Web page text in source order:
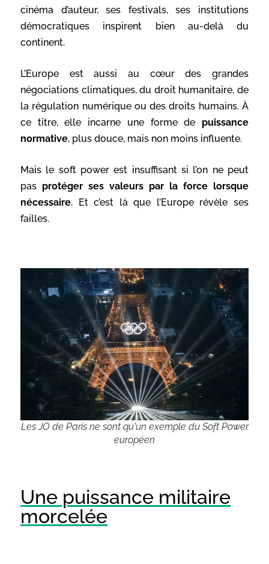
cinéma d’auteur, ses festivals, ses institutions
démocratiques inspirent bien au-delà du
continent.
L’Europe est aussi au cœur des grandes
négociations climatiques, du droit humanitaire, de
la régulation numérique ou des droits humains. À
ce titre, elle incarne une forme de puissance
normative, plus douce, mais non moins influente.
Mais le soft power est insuffisant si l’on ne peut
pas protéger ses valeurs par la force lorsque
nécessaire. Et c’est là que l’Europe révèle ses
failles.
Les JO de Paris ne sont qu'un exemple du Soft Power
européen
Une puissance militaire
morcelée